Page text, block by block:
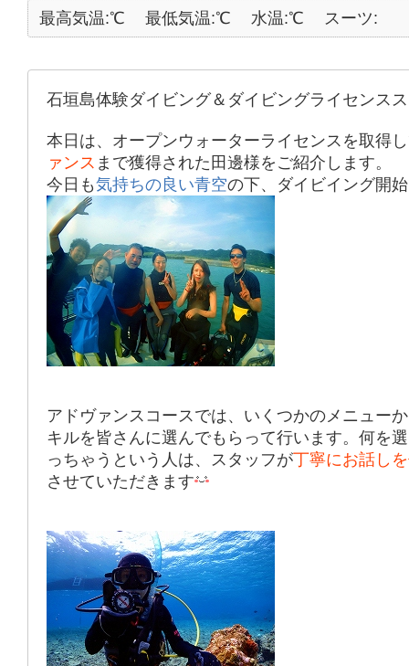
最高気温:℃
最低気温:℃ 水温:℃ スーツ:
石垣島体験ダイビング＆ダイビングライセンス
本日は、オープンウォーターライセンスを取得
ァンス まで獲得された田邊様をご紹介します。
今日も気持ちの良い青空の下、ダイビイング開
アドヴァンスコースでは、いくつかのメニュー
キルを皆さんに選んでもらって行います。何を
っちゃうという人は、スタッフが丁寧にお話し
させていただきます